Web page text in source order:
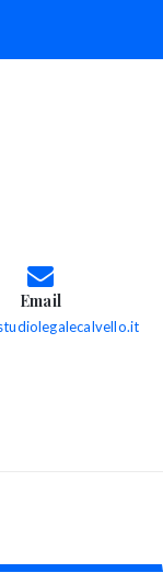
Email